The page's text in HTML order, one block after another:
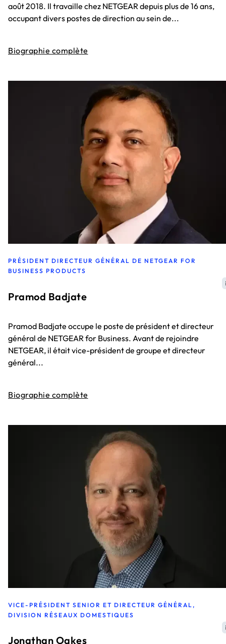
août 2018. Il travaille chez NETGEAR depuis plus de 16 ans,
occupant divers postes de direction au sein de...
Biographie complète
PRÉSIDENT DIRECTEUR GÉNÉRAL DE NETGEAR FOR
BUSINESS PRODUCTS
Pramod Badjate
Pramod Badjate occupe le poste de président et directeur
général de NETGEAR for Business. Avant de rejoindre
NETGEAR, il était vice-président de groupe et directeur
général...
Biographie complète
VICE-PRÉSIDENT SENIOR ET DIRECTEUR GÉNÉRAL,
DIVISION RÉSEAUX DOMESTIQUES
Jonathan Oakes